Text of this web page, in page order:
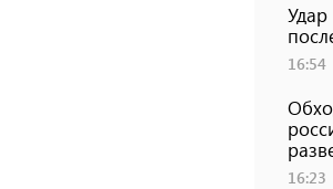
16:54
16:23